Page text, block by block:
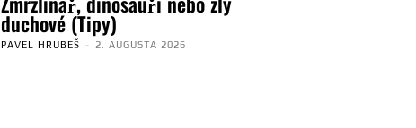
duchové (Tipy)
PAVEL HRUBEŠ - 2. AUGUSTA 2026